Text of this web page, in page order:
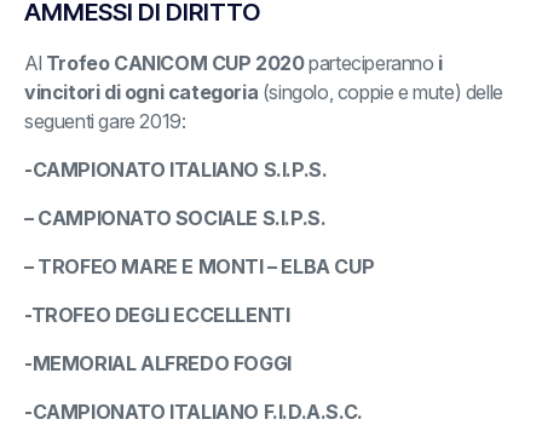
AMMESSI DI DIRITTO
Al Trofeo CANICOM CUP 2020parteciperanno i
vincitori di ogni categoria (singolo, coppie e mute) delle
seguenti gare 2019:
-CAMPIONATO ITALIANO S.I.P.S.
– CAMPIONATO SOCIALE S.I.P.S.
– TROFEO MARE E MONTI– ELBA CUP
-TROFEO DEGLI ECCELLENTI
-MEMORIAL ALFREDO FOGGI
-CAMPIONATO ITALIANO F.I.D.A.S.C.